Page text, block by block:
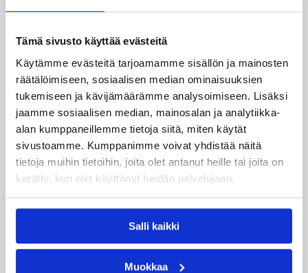
Tämä sivusto käyttää evästeitä
Käytämme evästeitä tarjoamamme sisällön ja mainosten
räätälöimiseen, sosiaalisen median ominaisuuksien
tukemiseen ja kävijämäärämme analysoimiseen. Lisäksi
jaamme sosiaalisen median, mainosalan ja analytiikka-
alan kumppaneillemme tietoja siitä, miten käytät
sivustoamme. Kumppanimme voivat yhdistää näitä
tietoja muihin tietoihin, joita olet antanut heille tai joita on
kerätty, kun olet käyttänyt heidän palvelujaan.
Salli kaikki
Muokkaa
Maajoukkue 30.07.2026 18:56
Puola rynni Susiladiesin ohitse
loppumetreillä Klaipedassa